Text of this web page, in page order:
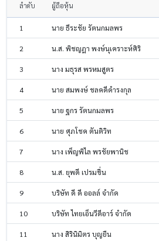
ลำดับ ผู้ถือหุ้น
1 นาย ธีระชัย รัตนกมลพร
2 น.ส. พิชญฎา พงษ์นุเคราะห์ศิริ
3 นาง มธุรส พรหมสูตร
4 นาย สมพงษ์ ชลคดีดำรงกุล
5 นาย ฐกร รัตนกมลพร
6 นาย ศุภโชค ตันติวิท
7 นาง เพ็ญพิไล พรชัยพานิช
8 น.ส. ยุพดี เปรมชื่น
9 บริษัท ดี ดี ออลล์ จำกัด
10 บริษัท ไทยเอ็นวีดีอาร์ จำกัด
11 นาง สิรินิมิตร บุญยืน